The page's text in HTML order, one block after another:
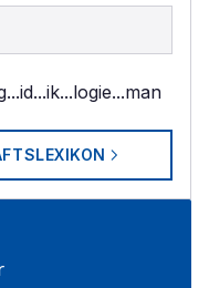
...id...ik...logie...man